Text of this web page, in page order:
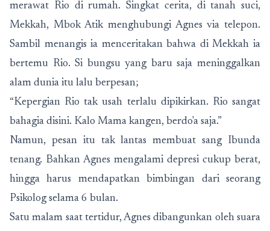
merawat Rio di rumah. Singkat cerita, di tanah suci,
Mekkah, Mbok Atik menghubungi Agnes via telepon.
Sambil menangis ia menceritakan bahwa di Mekkah ia
bertemu Rio. Si bungsu yang baru saja meninggalkan
alam dunia itu lalu berpesan;
“Kepergian Rio tak usah terlalu dipikirkan. Rio sangat
bahagia disini. Kalo Mama kangen, berdo'a saja.”
Namun, pesan itu tak lantas membuat sang Ibunda
tenang. Bahkan Agnes mengalami depresi cukup berat,
hingga harus mendapatkan bimbingan dari seorang
Psikolog selama 6 bulan.
Satu malam saat tertidur, Agnes dibangunkan oleh suara